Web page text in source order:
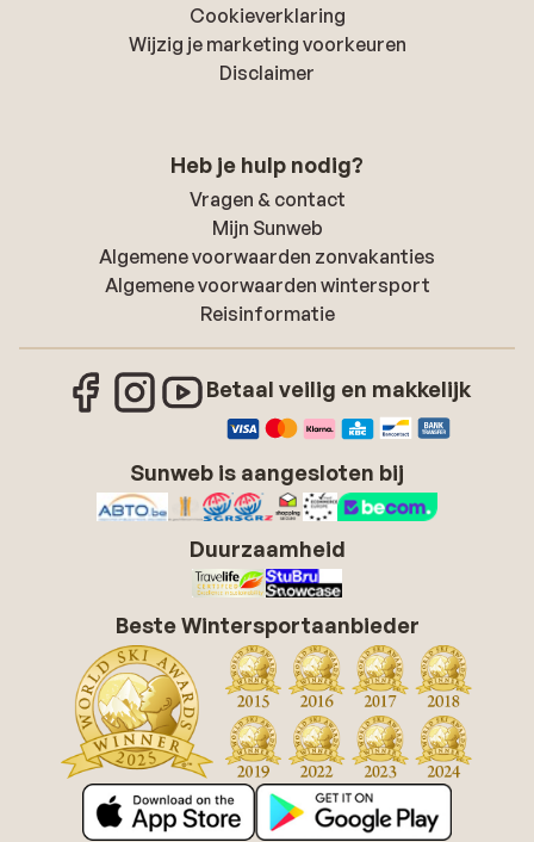
Cookieverklaring
Wijzig je marketing voorkeuren
Disclaimer
Heb je hulp nodig?
Vragen & contact
Mijn Sunweb
Algemene voorwaarden zonvakanties
Algemene voorwaarden wintersport
Reisinformatie
Betaal veilig en makkelijk
Sunweb is aangesloten bij
Duurzaamheid
Beste Wintersportaanbieder